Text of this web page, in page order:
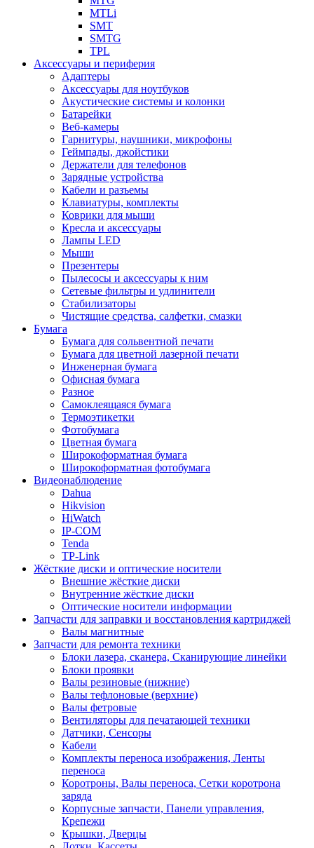
MTLi
SMT
SMTG
TPL
Аксессуары и периферия
Адаптеры
Аксессуары для ноутбуков
Акустические системы и колонки
Батарейки
Веб-камеры
Гарнитуры, наушники, микрофоны
Геймпады, джойстики
Держатели для телефонов
Зарядные устройства
Кабели и разъемы
Клавиатуры, комплекты
Коврики для мыши
Кресла и аксессуары
Лампы LED
Мыши
Презентеры
Пылесосы и аксессуары к ним
Сетевые фильтры и удлинители
Стабилизаторы
Чистящие средства, салфетки, смазки
Бумага
Бумага для сольвентной печати
Бумага для цветной лазерной печати
Инженерная бумага
Офисная бумага
Разное
Самоклеящаяся бумага
Термоэтикетки
Фотобумага
Цветная бумага
Широкоформатная бумага
Широкоформатная фотобумага
Видеонаблюдение
Dahua
Hikvision
HiWatch
IP-COM
Tenda
TP-Link
Жёсткие диски и оптические носители
Внешние жёсткие диски
Внутренние жёсткие диски
Оптические носители информации
Запчасти для заправки и восстановления картриджей
Валы магнитные
Запчасти для ремонта техники
Блоки лазера, сканера, Сканирующие линейки
Блоки проявки
Валы резиновые (нижние)
Валы тефлоновые (верхние)
Валы фетровые
Вентиляторы для печатающей техники
Датчики, Сенсоры
Кабели
Комплекты переноса изображения, Ленты
переноса
Коротроны, Валы переноса, Сетки коротрона
заряда
Корпусные запчасти, Панели управления,
Крепежи
Крышки, Дверцы